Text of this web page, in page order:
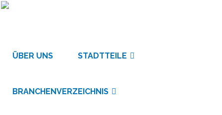
ÜBER UNS STADTTEILE
BRANCHENVERZEICHNIS